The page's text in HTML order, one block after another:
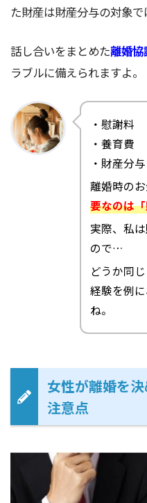
た財産は財産分与の対象で
話し合いをまとめた離婚協
ラブルに備えられますよ。
・慰謝料
・養育費
・財産分
離婚時の
要なのは
実際、私
ので…
どうか同
経験を例
ね。
女性が離婚を
注意点